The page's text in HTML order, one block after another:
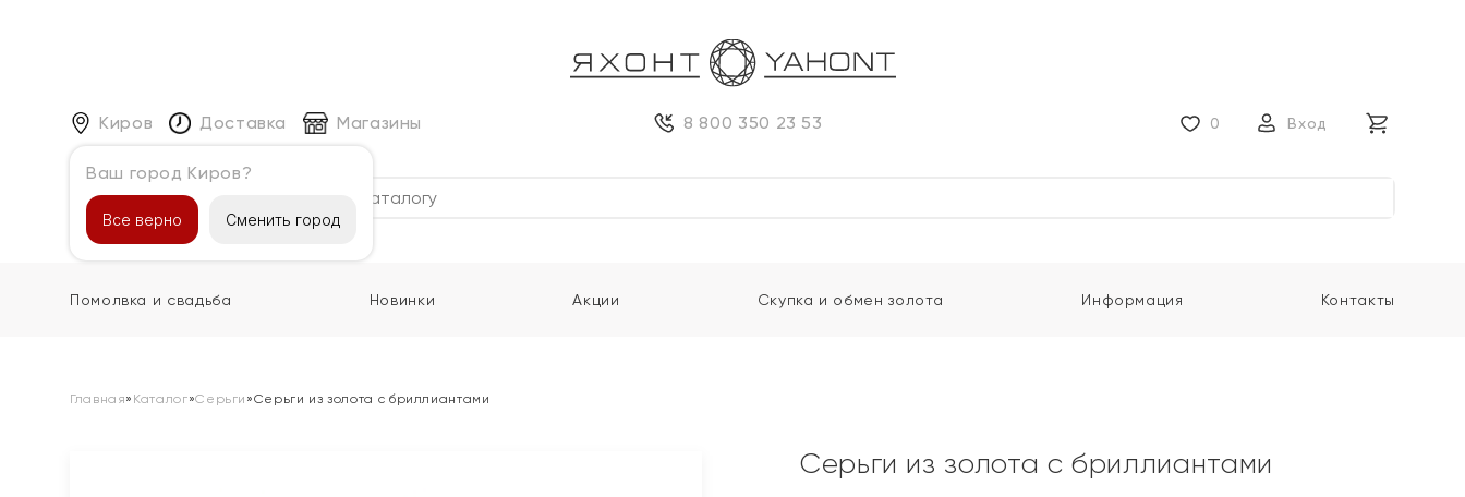
Киров
Ваш город Киров?
Все верно Сменить город
Доставка Магазины 8 800 350 23 53 0 Вход
Каталог
Помолвка и свадьба Новинки Акции Скупка и обмен золота Информация Контакты
Главная» Каталог»Серьги »Серьги из золота с бриллиантами
Серьги из золота с бриллиантами